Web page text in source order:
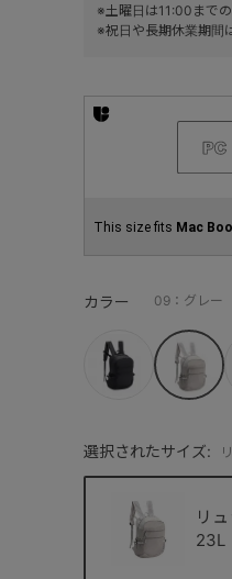
選択されたサイズ:
リ
23L
カラー 09：グレー
This size fits Mac
※土曜日は11:00まで
※祝日や長期休業期間